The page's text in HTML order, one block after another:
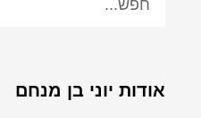
אודות יוני בן מנחם